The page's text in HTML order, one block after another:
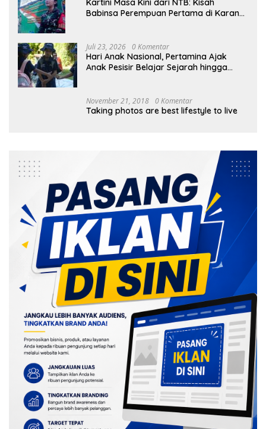
Kartini Masa Kini dari NTB: Kisah
Babinsa Perempuan Pertama di Karang
Juli 23, 2026 0 Komentar
Hari Anak Nasional, Pertamina Ajak
Anak Pesisir Belajar Sejarah hingga
November 21, 2018 0 Komentar
Taking photos are best lifestyle to live